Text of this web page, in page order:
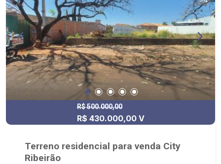
R$ 500.000,00
R$ 430.000,00 V
Terreno residencial para venda City
Ribeirão